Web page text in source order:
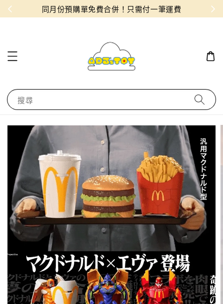
！ 同月份預購單免費合併！只需付一筆運費
搜尋